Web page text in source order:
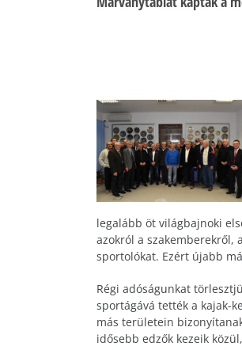
legalább öt világbajnoki
azokról a szakemberekről,
sportolókat. Ezért újabb
Régi adóságunkat
sportágává tették a kajak-
más területein
idősebb edzők kezeik